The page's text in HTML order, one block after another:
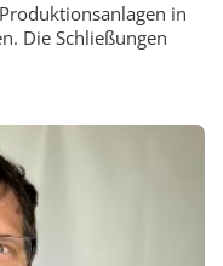
in
Die Schließungen